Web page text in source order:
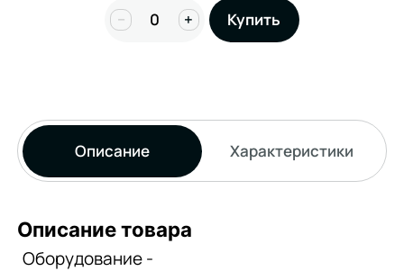
− + Купить
Описание Характеристики
Описание товара
Оборудование -